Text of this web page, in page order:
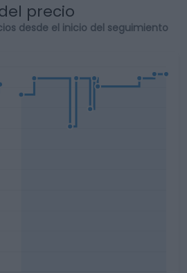
precio
desde el inicio del seguimiento